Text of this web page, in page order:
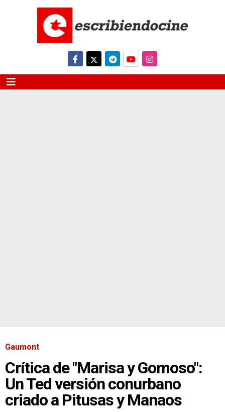
Gaumont
Crítica de "Marisa y Gomoso":
Un Ted versión conurbano
criado a Pitusas y Manaos